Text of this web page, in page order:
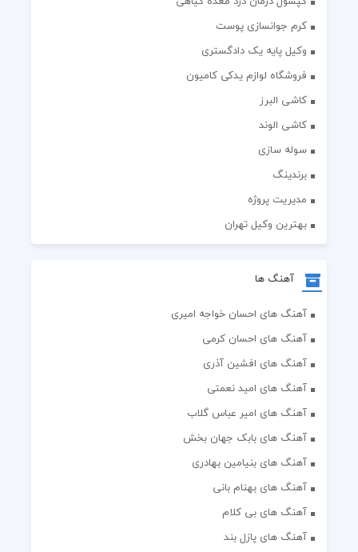
کرم جوانسازی پوست
وکیل پایه یک دادگستری
فروشگاه لوازم یدکی کامیون
کاشی البرز
کاشی الوند
سوله سازی
برندینگ
مدیریت پروژه
بهترین وکیل تهران
آهنگ ها
آهنگ های احسان خواجه امیری
آهنگ های احسان کرمی
آهنگ های افشین آذری
آهنگ های امید نعمتی
آهنگ های امیر عباس گلاب
آهنگ های بابک جهان بخش
آهنگ های بنیامین بهادری
آهنگ های بهنام بانی
آهنگ های بی کلام
آهنگ های پازل بند